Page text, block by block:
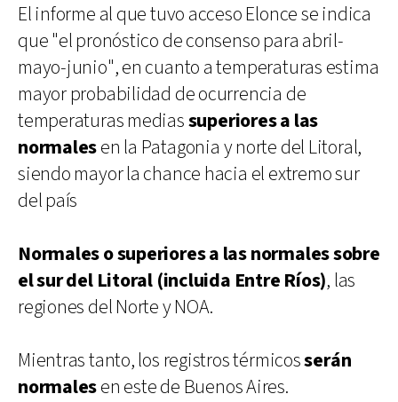
El informe al que tuvo acceso Elonce se indica
que "el pronóstico de consenso para abril-
mayo-junio", en cuanto a temperaturas estima
mayor probabilidad de ocurrencia de
temperaturas mediassuperiores a las
normalesen la Patagonia y norte del Litoral,
siendo mayor la chance hacia el extremo sur
del país
Normales o superiores a las normales sobre
el sur del Litoral (incluida Entre Ríos), las
regiones del Norte y NOA.
Mientras tanto, los registros térmicosserán
normalesen este de Buenos Aires.